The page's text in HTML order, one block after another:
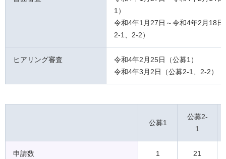
1）
令和4年1月27日～令和4年2月18日
2-1、2-2）
ヒアリング審査
令和4年2月25日（公募1）
令和4年3月2日（公募2-1、2-2）
公募1
公募2-
1
申請数 1 21